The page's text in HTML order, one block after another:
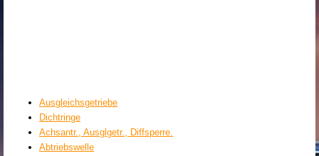
Ausgleichsgetriebe
Dichtringe
Achsantr., Ausglgetr., Diffsperre.
Abtriebswelle